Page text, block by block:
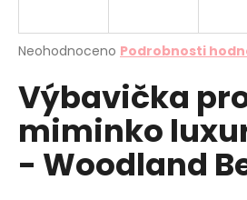
Průměrné
produktu
je
hvězdiček.
Neohodnoceno Podrobnosti
Výbavička
miminko
- Woodland
j
t
?